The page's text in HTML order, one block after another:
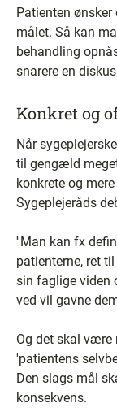
Patienten
målet. Så kan
behandling
snarere en
Konkret og
Når
til gengæld
konkrete og
Sygeplejeråds
''Man kan fx
patienterne, ret
sin faglige viden
ved vil gavne
Og det skal være
'patientens
Den slags mål
konsekvens.